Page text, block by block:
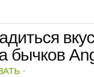
бычков
⋅